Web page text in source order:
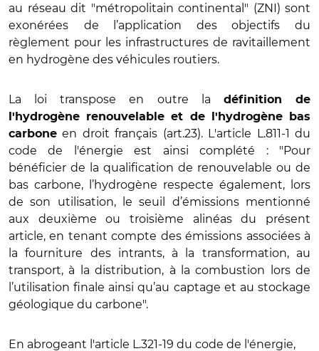
au réseau dit "métropolitain continental" (ZNI) sont
exonérées
de l’application des objectifs du
règlement pour les infrastructures de ravitaillement
en hydrogène des véhicules routiers.
La loi transpose en outre la
définition de
l'hydrogène renouvelable et de l'hydrogène bas
carbone en droit français (art.23). L'article L.811-1 du
code de l'énergie est ainsi complété : "Pour
bénéficier de la qualification de renouvelable ou de
bas carbone, l’hydrogène respecte également, lors
de son utilisation, le seuil d’émissions mentionné
aux deuxième ou troisième alinéas du présent
article, en tenant compte des émissions associées à
la fourniture des intrants, à la transformation, au
transport, à la distribution, à la combustion lors de
l’utilisation finale ainsi qu’au captage et au stockage
géologique du carbone".
En abrogeant l'article L.321-19 du code de l'énergie,